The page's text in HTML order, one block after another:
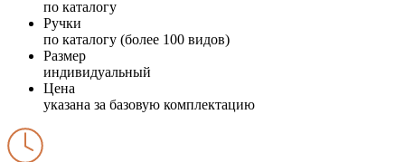
по каталогу
Ручки
по каталогу (более 100 видов)
Размер
индивидуальный
Цена
указана за базовую комплектацию